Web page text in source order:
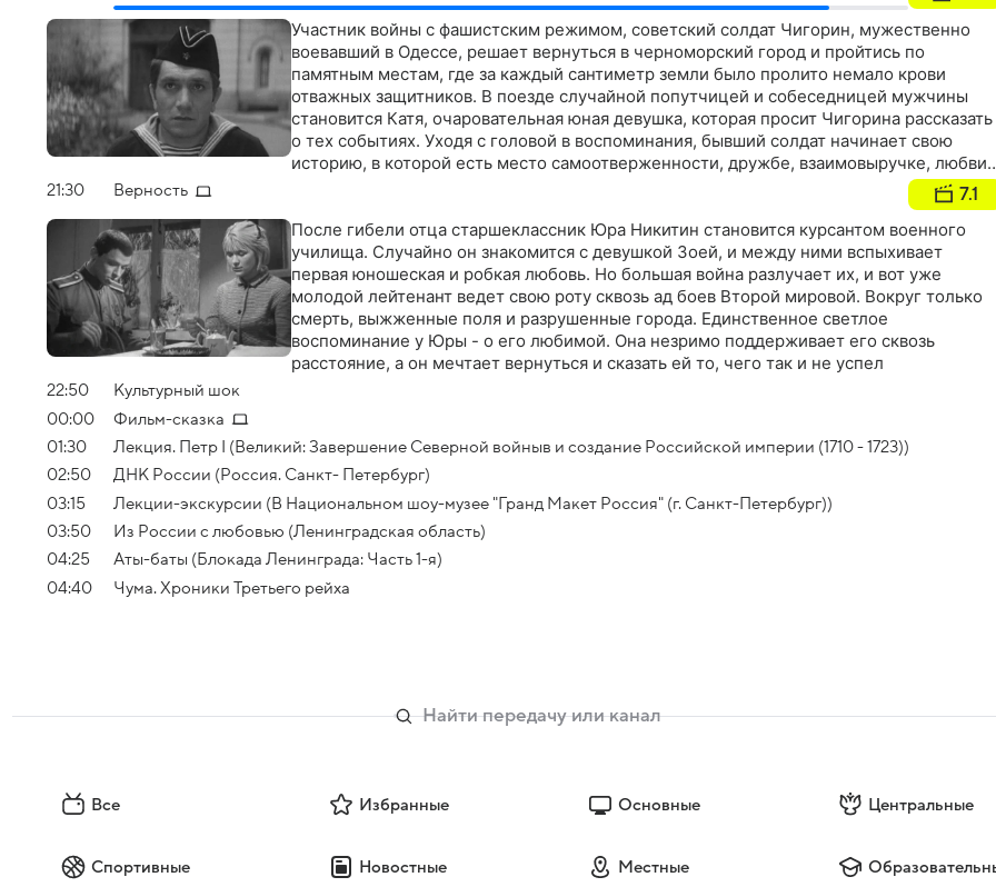
Участник войны с фашистским режимом, советский солдат Чигорин, мужественно
воевавший в Одессе, решает вернуться в черноморский город и пройтись по
памятным местам, где за каждый сантиметр земли было пролито немало крови
отважных защитников. В поезде случайной попутчицей и собеседницей мужчины
становится Катя, очаровательная юная девушка, которая просит Чигорина рассказать
о тех событиях. Уходя с головой в воспоминания, бывший солдат начинает свою
историю, в которой есть место самоотверженности, дружбе, взаимовыручке, любви
21:30 Верность 7.1
После гибели отца старшеклассник Юра Никитин становится курсантом военного
училища. Случайно он знакомится с девушкой Зоей, и между ними вспыхивает
первая юношеская и робкая любовь. Но большая война разлучает их, и вот уже
молодой лейтенант ведет свою роту сквозь ад боев Второй мировой. Вокруг только
смерть, выжженные поля и разрушенные города. Единственное светлое
воспоминание у Юры - о его любимой. Она незримо поддерживает его сквозь
расстояние, а он мечтает вернуться и сказать ей то, чего так и не успел
22:50
Культурный шок
00:00
Фильм-сказка
01:30
Лекция. Петр I (Великий: Завершение Северной войныв и создание Российской империи (1710 - 1723))
02:50
ДНК России (Россия. Санкт- Петербург)
03:15
Лекции-экскурсии (В Национальном шоу-музее "Гранд Макет Россия" (г. Санкт-Петербург))
03:50
Из России с любовью (Ленинградская область)
04:25
Аты-баты (Блокада Ленинграда: Часть 1-я)
04:40
Чума. Хроники Третьего рейха
Все Избранные Основные Центральные
Спортивные Новостные Местные